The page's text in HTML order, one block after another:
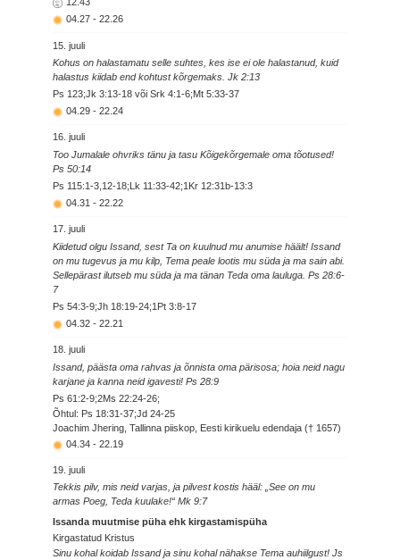
04.27 - 22.26
15. juuli
Kohus on halastamatu selle suhtes, kes ise ei ole halastanud, kuid
halastus kiidab end kohtust kõrgemaks. Jk 2:13
Ps 123;Jk 3:13-18 või Srk 4:1-6;Mt 5:33-37
04.29 - 22.24
16. juuli
Too Jumalale ohvriks tänu ja tasu Kõigekõrgemale oma tõotused!
Ps 50:14
Ps 115:1-3,12-18;Lk 11:33-42;1Kr 12:31b-13:3
04.31 - 22.22
17. juuli
Kiidetud olgu Issand, sest Ta on kuulnud mu anumise häält! Issand
on mu tugevus ja mu kilp, Tema peale lootis mu süda ja ma sain abi.
Sellepärast ilutseb mu süda ja ma tänan Teda oma lauluga. Ps 28:6-
7
Ps 54:3-9;Jh 18:19-24;1Pt 3:8-17
04.32 - 22.21
18. juuli
Issand, päästa oma rahvas ja õnnista oma pärisosa; hoia neid nagu
karjane ja kanna neid igavesti! Ps 28:9
Ps 61:2-9;2Ms 22:24-26;
Õhtul: Ps 18:31-37;Jd 24-25
Joachim Jhering, Tallinna piiskop, Eesti kirikuelu edendaja († 1657)
04.34 - 22.19
19. juuli
Tekkis pilv, mis neid varjas, ja pilvest kostis hääl: „See on mu
armas Poeg, Teda kuulake!“ Mk 9:7
Issanda muutmise püha ehk kirgastamispüha
Kirgastatud Kristus
Sinu kohal koidab Issand ja sinu kohal nähakse Tema auhiilgust! Js